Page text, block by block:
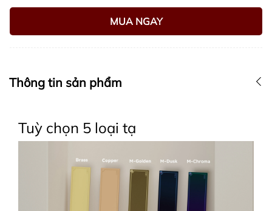
MUA NGAY
Thông tin sản phẩm
Tuỳ chọn 5 loại tạ